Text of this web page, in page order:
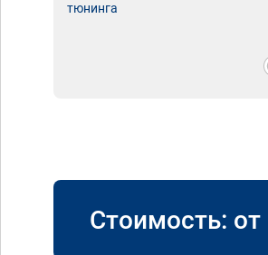
тюнинга
Стоимость: от